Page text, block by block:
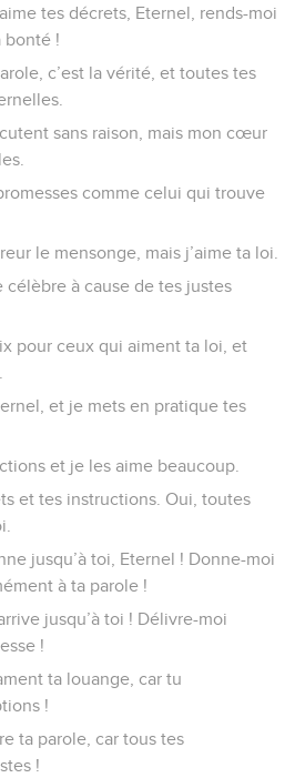
tes décrets, Eternel, rends-moi
bonté !
c’est la vérité, et toutes tes
sans raison, mais mon cœur
comme celui qui trouve
le mensonge, mais j’aime ta loi.
célèbre à cause de tes justes
pour ceux qui aiment ta loi, et
et je mets en pratique tes
et je les aime beaucoup.
et tes instructions. Oui, toutes
jusqu’à toi, Eternel ! Donne-moi
à ta parole !
jusqu’à toi ! Délivre-moi
!
ta louange, car tu
!
ta parole, car tous tes
!